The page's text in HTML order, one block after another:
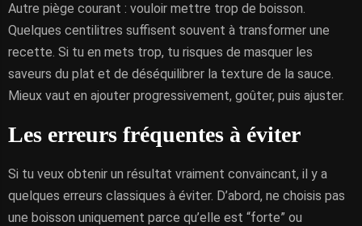
Autre piège courant : vouloir mettre trop de boisson.
Quelques centilitres suffisent souvent à transformer une
recette. Si tu en mets trop, tu risques de masquer les
saveurs du plat et de déséquilibrer la texture de la sauce.
Mieux vaut en ajouter progressivement, goûter, puis ajuster.
Les erreurs fréquentes à éviter
Si tu veux obtenir un résultat vraiment convaincant, il y a
quelques erreurs classiques à éviter. D’abord, ne choisis pas
une boisson uniquement parce qu’elle est “forte” ou